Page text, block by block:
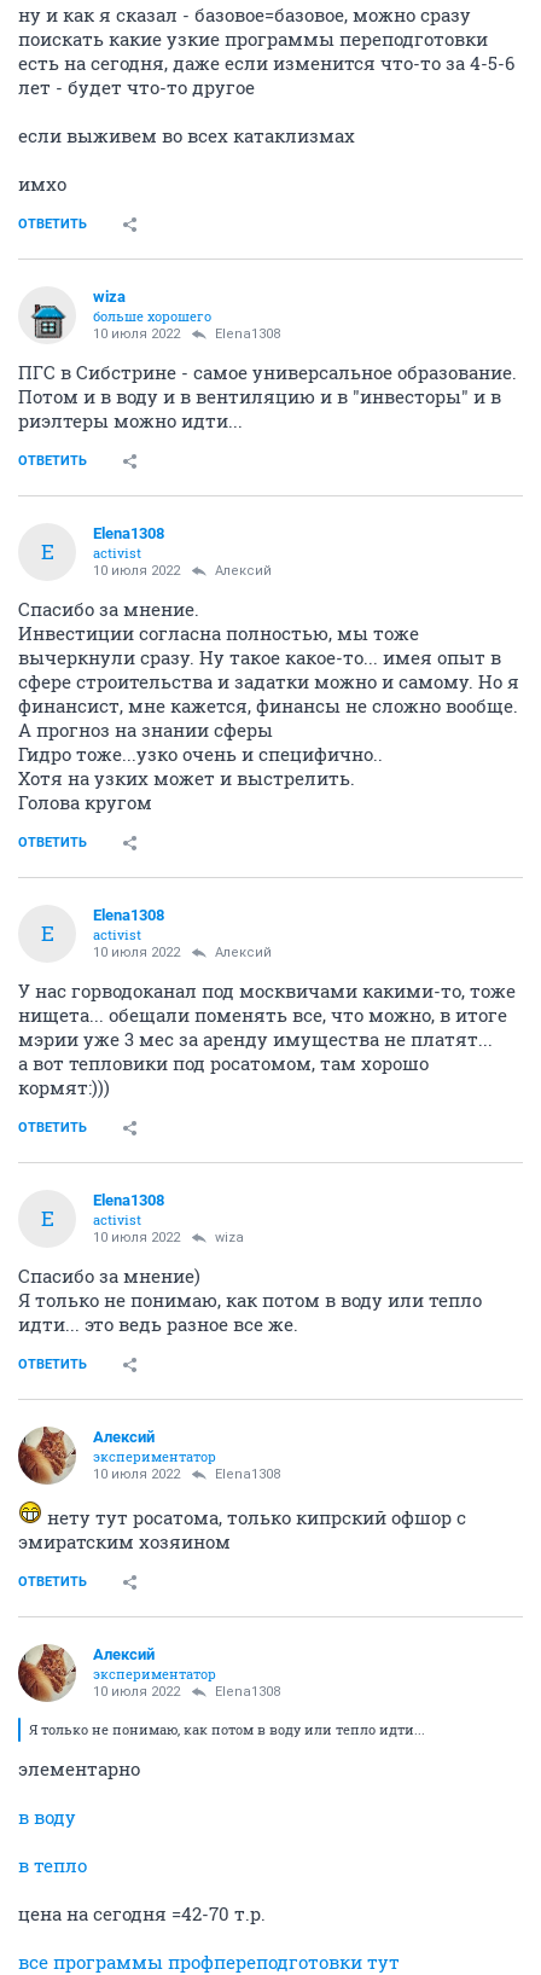
ну и как я сказал - базовое=базовое, можно сразу
поискать какие узкие программы переподготовки
есть на сегодня, даже если изменится что-то за 4-5-6
лет - будет что-то другое
если выживем во всех катаклизмах
имхо
ОТВЕТИТЬ
wiza
больше хорошего
10 июля 2022 Elena1308
ПГС в Сибстрине - самое универсальное образование.
Потом и в воду и в вентиляцию и в "инвесторы" и в
риэлтеры можно идти...
ОТВЕТИТЬ
E
Elena1308
activist
10 июля 2022 Алексий
Спасибо за мнение.
Инвестиции согласна полностью, мы тоже
вычеркнули сразу. Ну такое какое-то... имея опыт в
сфере строительства и задатки можно и самому. Но я
финансист, мне кажется, финансы не сложно вообще.
А прогноз на знании сферы
Гидро тоже...узко очень и специфично..
Хотя на узких может и выстрелить.
Голова кругом
ОТВЕТИТЬ
E
Elena1308
activist
10 июля 2022 Алексий
У нас горводоканал под москвичами какими-то, тоже
нищета... обещали поменять все, что можно, в итоге
мэрии уже 3 мес за аренду имущества не платят...
а вот тепловики под росатомом, там хорошо
кормят:)))
ОТВЕТИТЬ
E
Elena1308
activist
10 июля 2022 wiza
Спасибо за мнение)
Я только не понимаю, как потом в воду или тепло
идти... это ведь разное все же.
ОТВЕТИТЬ
Алексий
экспериментатор
10 июля 2022 Elena1308
нету тут росатома, только кипрский офшор с
эмиратским хозяином
ОТВЕТИТЬ
Алексий
экспериментатор
10 июля 2022 Elena1308
Я только не понимаю, как потом в воду или тепло идти...
элементарно
в воду
в тепло
цена на сегодня =42-70 т.р.
все программы профпереподготовки тут